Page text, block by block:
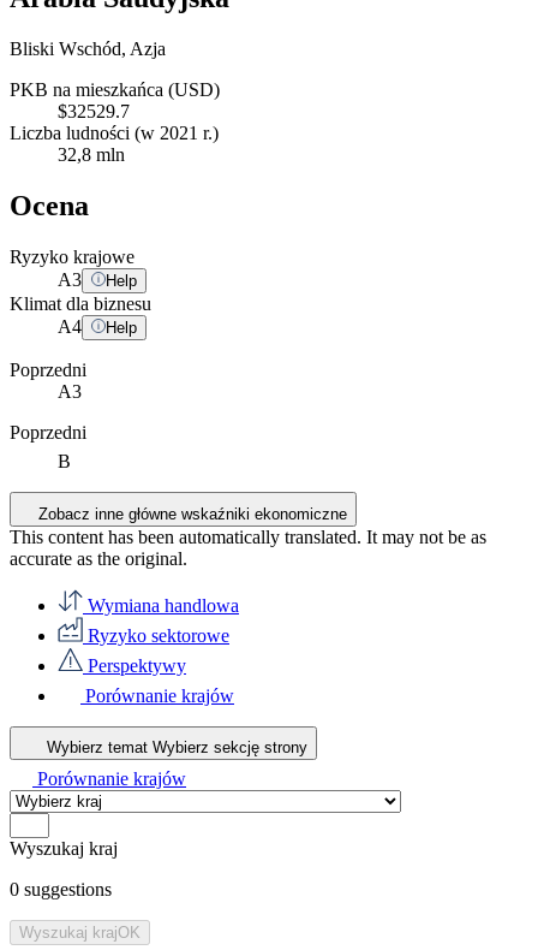
Bliski Wschód, Azja
PKB na mieszkańca (USD)
$32529.7
Liczba ludności (w 2021 r.)
32,8 mln
Ocena
Ryzyko krajowe
A3 Help
Klimat dla biznesu
A4 Help
Poprzedni
A3
Poprzedni
B
Zobacz inne główne wskaźniki ekonomiczne
This content has been automatically translated. It may not be as
accurate as the original.
Wymiana handlowa
Ryzyko sektorowe
Perspektywy
Porównanie krajów
Wybierz temat Wybierz sekcję strony
Porównanie krajów
Wyszukaj kraj
0 suggestions
Wyszukaj krajOK